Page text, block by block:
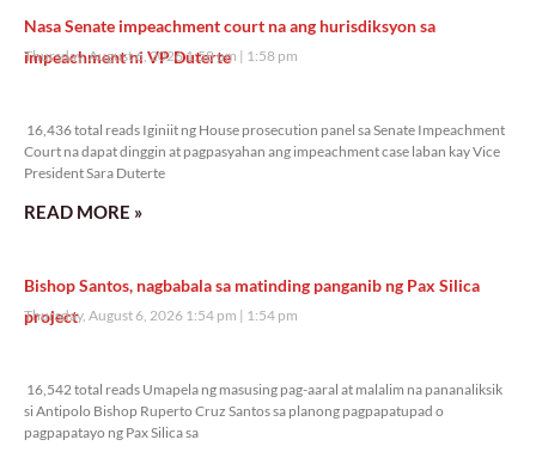
Nasa Senate impeachment court na ang hurisdiksyon sa
impeachment ni VP Duterte
Thursday, August 6, 2026 1:58 pm 1:58 pm
16,436 total reads Iginiit ng House prosecution panel sa Senate Impeachment
Court na dapat dinggin at pagpasyahan ang impeachment case laban kay Vice
President Sara Duterte
READ MORE »
Bishop Santos, nagbabala sa matinding panganib ng Pax Silica
project
Thursday, August 6, 2026 1:54 pm 1:54 pm
16,542 total reads Umapela ng masusing pag-aaral at malalim na pananaliksik
si Antipolo Bishop Ruperto Cruz Santos sa planong pagpapatupad o
pagpapatayo ng Pax Silica sa